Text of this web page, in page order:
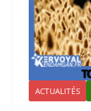
ACTUALITÉS